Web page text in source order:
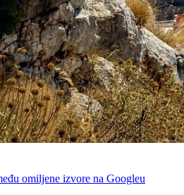
omiljene izvore na Googleu